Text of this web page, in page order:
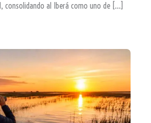
consolidando al Iberá como uno de […]